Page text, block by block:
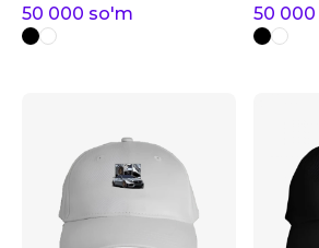
50 000 so'm 50 000